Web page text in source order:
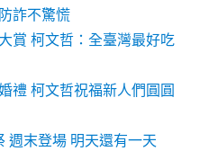
詐不驚慌
賞 柯文哲：全臺灣最好吃
禮 柯文哲祝福新人們圓圓
週末登場 明天還有一天